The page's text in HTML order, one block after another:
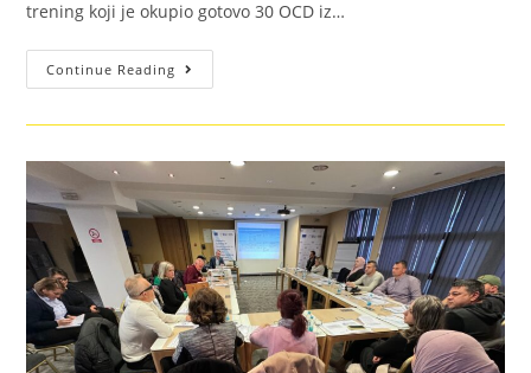
trening koji je okupio gotovo 30 OCD iz…
Continue Reading